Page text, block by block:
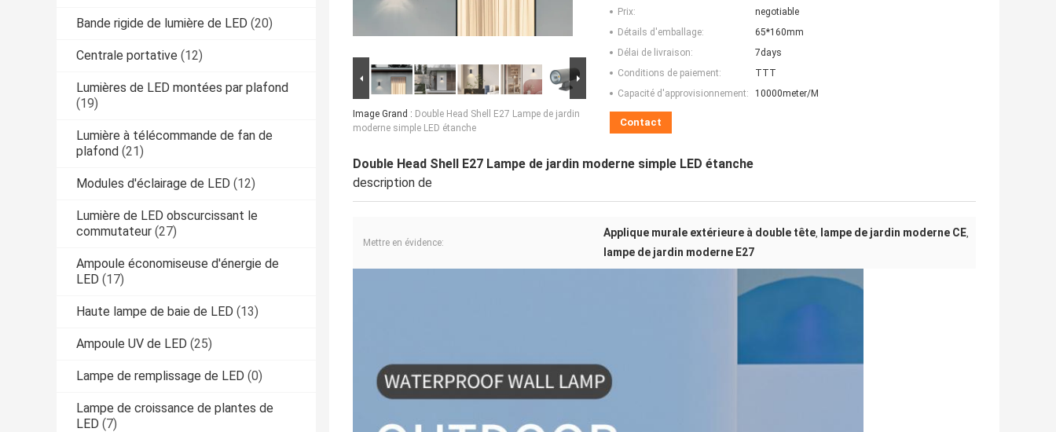
Bande rigide de lumière de LED (20)
Centrale portative (12)
Lumières de LED montées par plafond
(19)
Lumière à télécommande de fan de
plafond (21)
Modules d'éclairage de LED (12)
Lumière de LED obscurcissant le
commutateur (27)
Ampoule économiseuse d'énergie de
LED (17)
Haute lampe de baie de LED (13)
Ampoule UV de LED (25)
Lampe de remplissage de LED (0)
Lampe de croissance de plantes de
LED (7)
Image Grand : Double Head Shell E27 Lampe de jardin
moderne simple LED étanche
Prix:
negotiable
Détails d'emballage:
65*160mm
Délai de livraison:
7days
Conditions de paiement:
TTT
Capacité d'approvisionnement:
10000meter/M
Contact
Double Head Shell E27 Lampe de jardin moderne simple LED étanche
description de
Mettre en évidence:
Applique murale extérieure à double tête, lampe de jardin moderne CE,
lampe de jardin moderne E27